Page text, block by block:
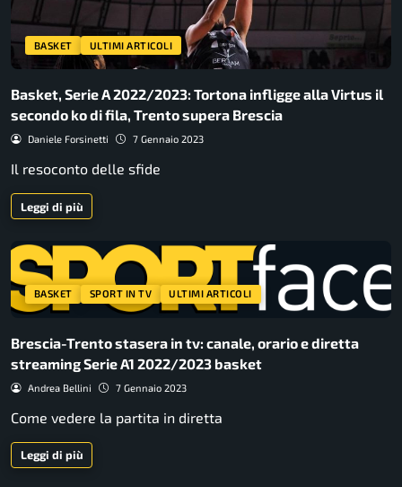
BASKET ULTIMI ARTICOLI
Basket, Serie A 2022/2023: Tortona infligge alla Virtus il
secondo ko di fila, Trento supera Brescia
Daniele Forsinetti 7 Gennaio 2023
Il resoconto delle sfide
Leggi di più
BASKET SPORT IN TV ULTIMI ARTICOLI
Brescia-Trento stasera in tv: canale, orario e diretta
streaming Serie A1 2022/2023 basket
Andrea Bellini 7 Gennaio 2023
Come vedere la partita in diretta
Leggi di più